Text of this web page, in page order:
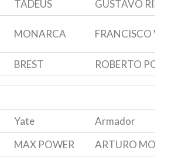
TADEUS GUSTAVO RIZZI
MONARCA FRANCISCO
BREST ROBERTO
Yate
Armador
MAX POWER
ARTURO